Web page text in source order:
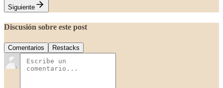
Siguiente
Discusión sobre este post
Comentarios Restacks